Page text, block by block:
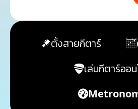
ตั้งสายกีตาร์
เล่นกีตาร์ออ